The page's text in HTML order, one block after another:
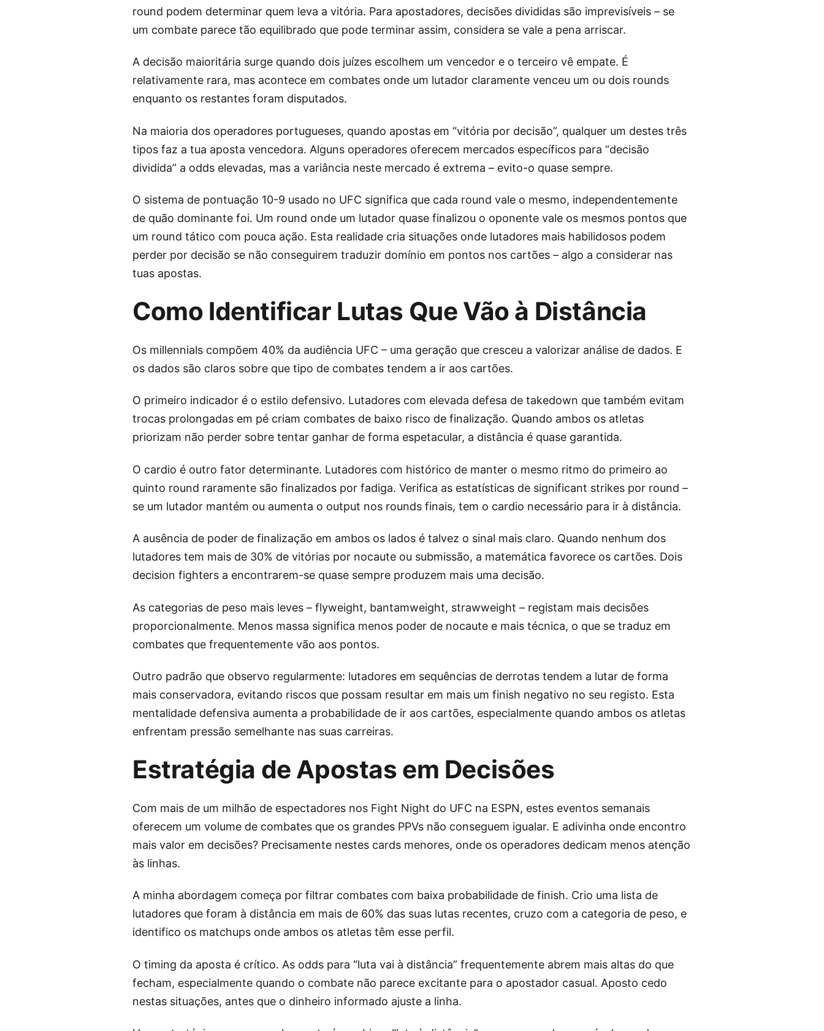
round podem determinar quem leva a vitória. Para apostadores, decisões divididas são imprevisíveis – se
um combate parece tão equilibrado que pode terminar assim, considera se vale a pena arriscar.
A decisão maioritária surge quando dois juízes escolhem um vencedor e o terceiro vê empate. É
relativamente rara, mas acontece em combates onde um lutador claramente venceu um ou dois rounds
enquanto os restantes foram disputados.
Na maioria dos operadores portugueses, quando apostas em “vitória por decisão”, qualquer um destes três
tipos faz a tua aposta vencedora. Alguns operadores oferecem mercados específicos para “decisão
dividida” a odds elevadas, mas a variância neste mercado é extrema – evito-o quase sempre.
O sistema de pontuação 10-9 usado no UFC significa que cada round vale o mesmo, independentemente
de quão dominante foi. Um round onde um lutador quase finalizou o oponente vale os mesmos pontos que
um round tático com pouca ação. Esta realidade cria situações onde lutadores mais habilidosos podem
perder por decisão se não conseguirem traduzir domínio em pontos nos cartões – algo a considerar nas
tuas apostas.
Como Identificar Lutas Que Vão à Distância
Os millennials compõem 40% da audiência UFC – uma geração que cresceu a valorizar análise de dados. E
os dados são claros sobre que tipo de combates tendem a ir aos cartões.
O primeiro indicador é o estilo defensivo. Lutadores com elevada defesa de takedown que também evitam
trocas prolongadas em pé criam combates de baixo risco de finalização. Quando ambos os atletas
priorizam não perder sobre tentar ganhar de forma espetacular, a distância é quase garantida.
O cardio é outro fator determinante. Lutadores com histórico de manter o mesmo ritmo do primeiro ao
quinto round raramente são finalizados por fadiga. Verifica as estatísticas de significant strikes por round –
se um lutador mantém ou aumenta o output nos rounds finais, tem o cardio necessário para ir à distância.
A ausência de poder de finalização em ambos os lados é talvez o sinal mais claro. Quando nenhum dos
lutadores tem mais de 30% de vitórias por nocaute ou submissão, a matemática favorece os cartões. Dois
decision fighters a encontrarem-se quase sempre produzem mais uma decisão.
As categorias de peso mais leves – flyweight, bantamweight, strawweight – registam mais decisões
proporcionalmente. Menos massa significa menos poder de nocaute e mais técnica, o que se traduz em
combates que frequentemente vão aos pontos.
Outro padrão que observo regularmente: lutadores em sequências de derrotas tendem a lutar de forma
mais conservadora, evitando riscos que possam resultar em mais um finish negativo no seu registo. Esta
mentalidade defensiva aumenta a probabilidade de ir aos cartões, especialmente quando ambos os atletas
enfrentam pressão semelhante nas suas carreiras.
Estratégia de Apostas em Decisões
Com mais de um milhão de espectadores nos Fight Night do UFC na ESPN, estes eventos semanais
oferecem um volume de combates que os grandes PPVs não conseguem igualar. E adivinha onde encontro
mais valor em decisões? Precisamente nestes cards menores, onde os operadores dedicam menos atenção
às linhas.
A minha abordagem começa por filtrar combates com baixa probabilidade de finish. Crio uma lista de
lutadores que foram à distância em mais de 60% das suas lutas recentes, cruzo com a categoria de peso, e
identifico os matchups onde ambos os atletas têm esse perfil.
O timing da aposta é crítico. As odds para “luta vai à distância” frequentemente abrem mais altas do que
fecham, especialmente quando o combate não parece excitante para o apostador casual. Aposto cedo
nestas situações, antes que o dinheiro informado ajuste a linha.